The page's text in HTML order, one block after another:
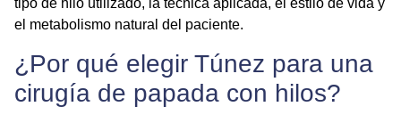
tipo de hilo utilizado, la técnica aplicada, el estilo de vida y
el metabolismo natural del paciente.
¿Por qué elegir Túnez para una
cirugía de papada con hilos?